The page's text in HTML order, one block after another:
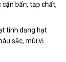
cặn bẩn, tạp chất,
tính dạng hạt
sắc, mùi vị